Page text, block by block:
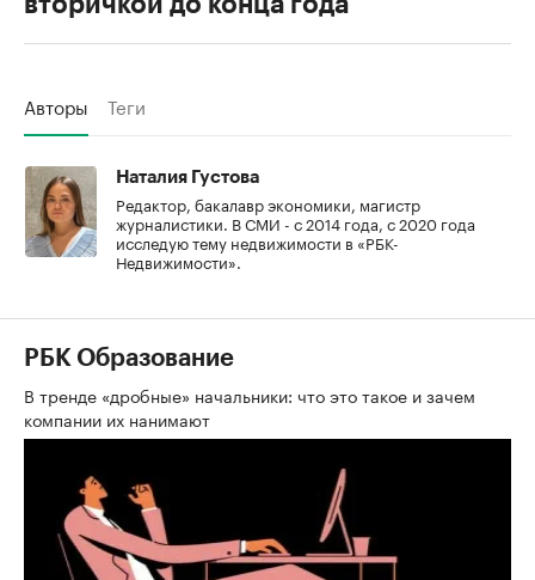
Авторы Теги
Наталия Густова
Редактор, бакалавр экономики, магистр
журналистики. В СМИ - с 2014 года, с 2020 года
исследую тему недвижимости в «РБК-
Недвижимости».
РБК Образование
В тренде «дробные» начальники: что это такое и зачем
компании их нанимают